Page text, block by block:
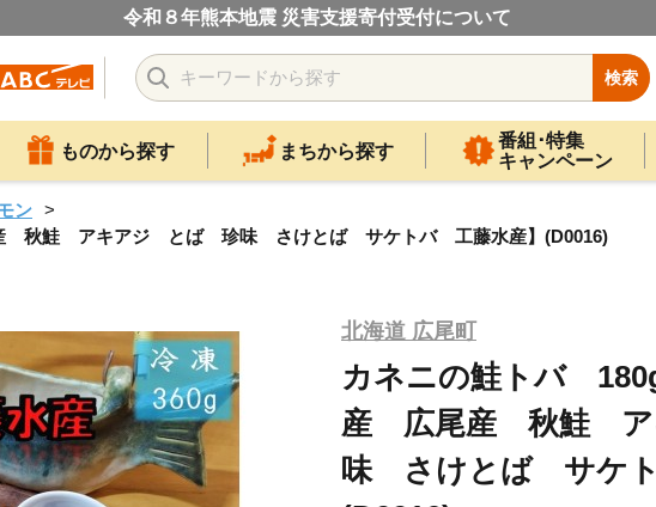
令和８年熊本地震 災害支援寄付受付について
検索
ものから探す まちから探す
番組･特集
キャンペーン
ン
秋鮭 アキアジ とば 珍味 さけとば サケトバ 工藤水産】(D0016)
北海道 広尾町
カネニの鮭トバ
産 広尾産 秋鮭
味 さけとば サケト